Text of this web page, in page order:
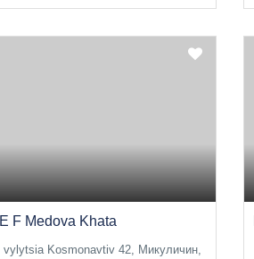
E F Medova Khata
vylytsia Kosmonavtiv 42, Микуличин,